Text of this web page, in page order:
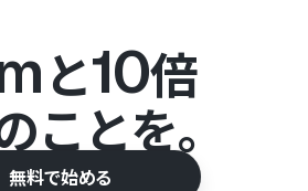
と10倍
ことを。
無料で始める